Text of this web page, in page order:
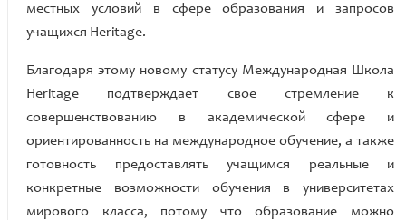
местных условий в сфере образования и запросов
учащихся Heritage.
Благодаря этому новому статусу Международная Школа
Heritage подтверждает свое стремление к
совершенствованию в академической сфере и
ориентированность на международное обучение, а также
готовность предоставлять учащимся реальные и
конкретные возможности обучения в университетах
мирового класса, потому что образование можно